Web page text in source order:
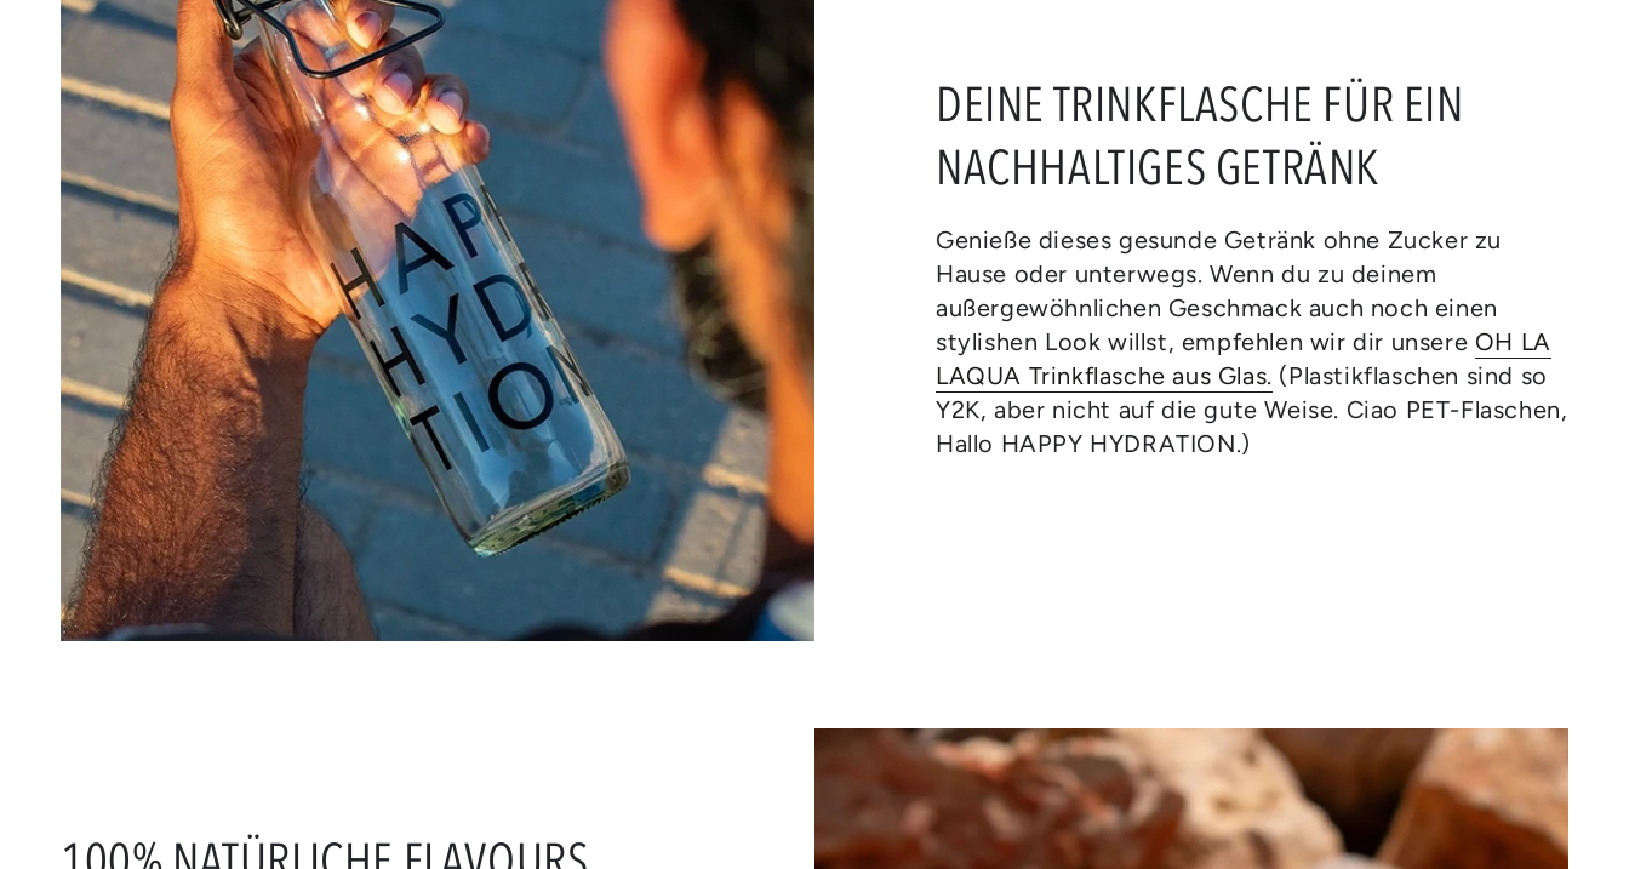
DEINE TRINKFLASCHE FÜR EIN
NACHHALTIGES GETRÄNK
Genieße dieses gesunde Getränk ohne Zucker zu
Hause oder unterwegs. Wenn du zu deinem
außergewöhnlichen Geschmack auch noch einen
stylishen Look willst, empfehlen wir dir unsere OH LA
LAQUA Trinkflasche aus Glas. (Plastikflaschen sind so
Y2K, aber nicht auf die gute Weise. Ciao PET-Flaschen,
Hallo HAPPY HYDRATION.)